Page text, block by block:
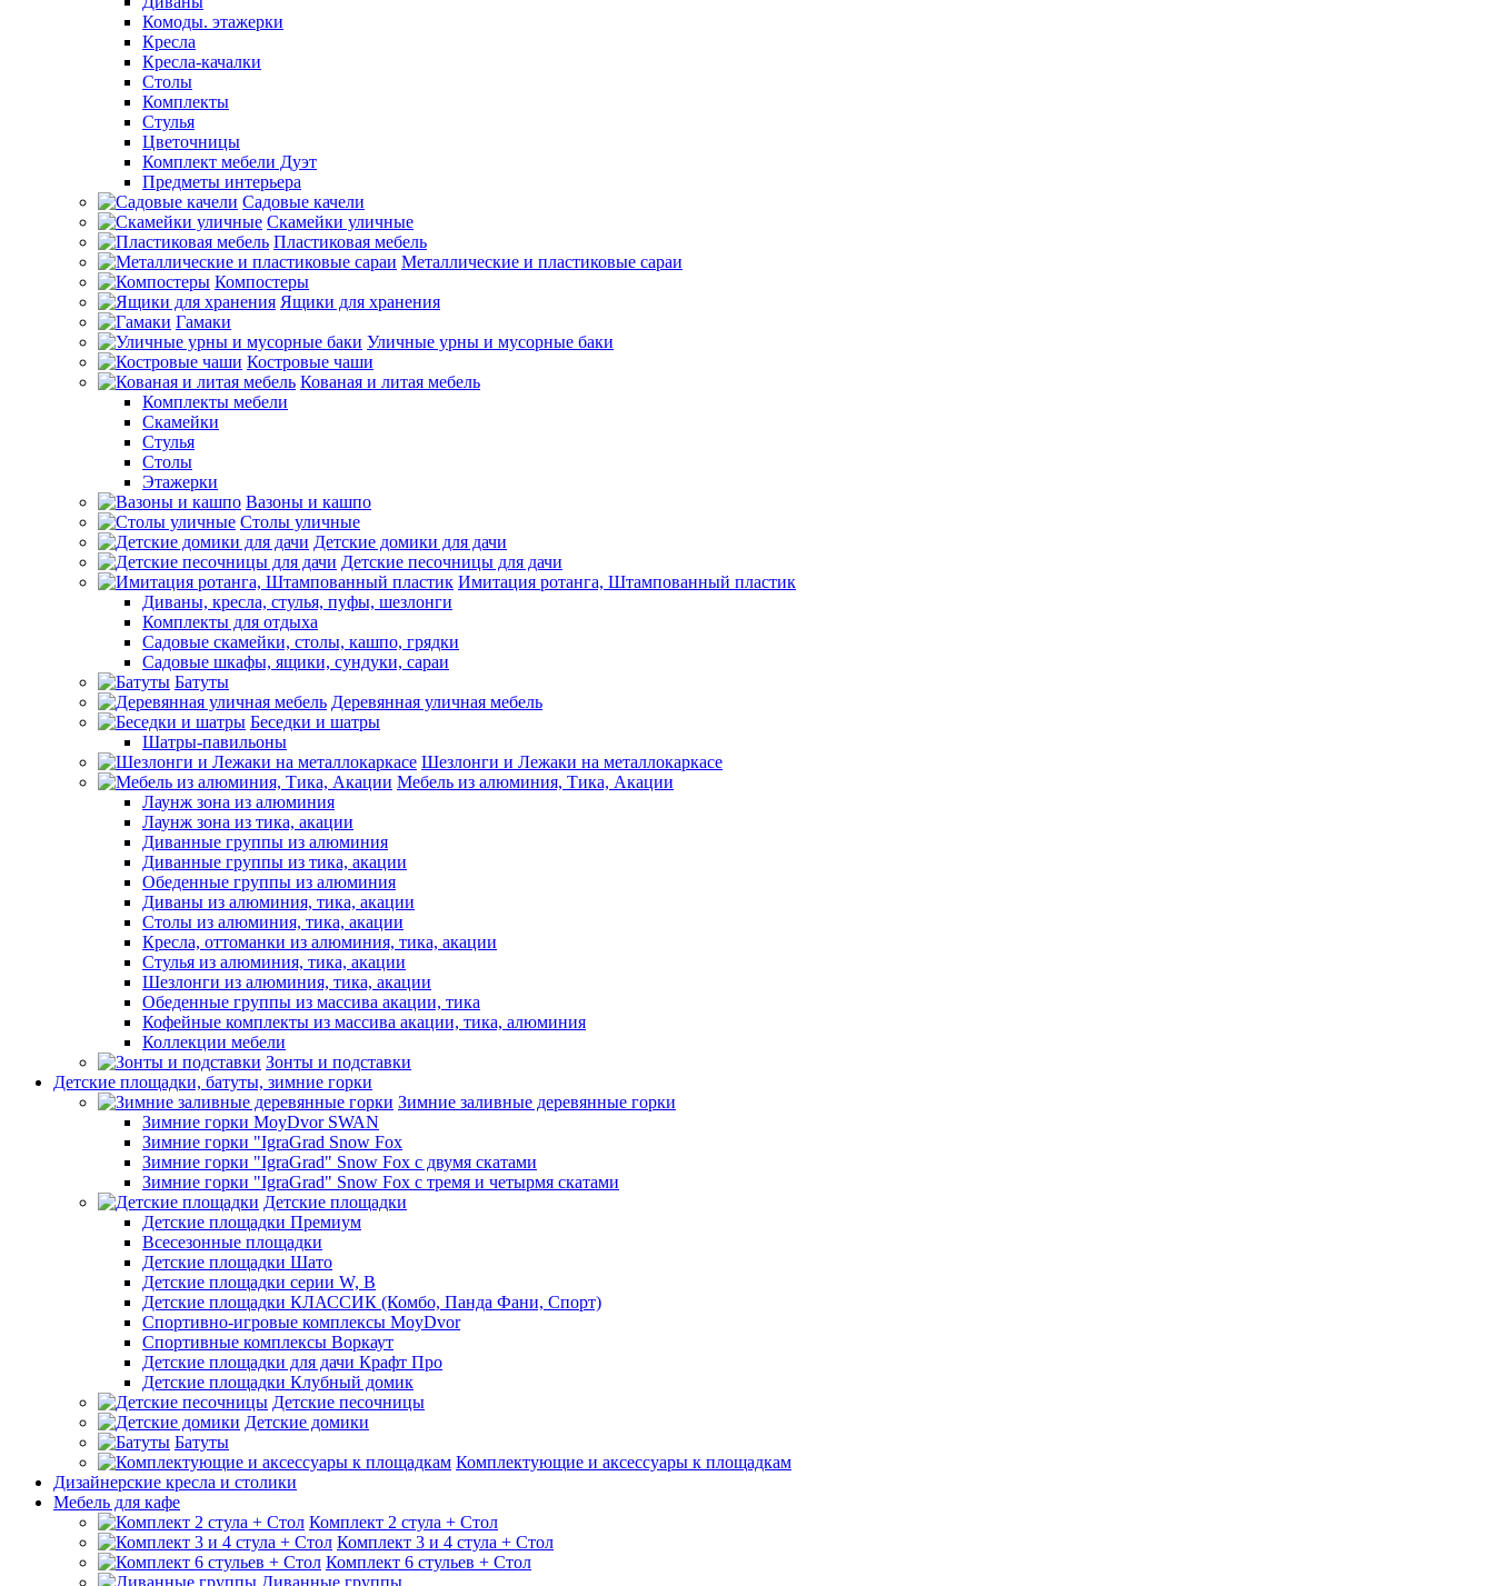
Комоды. этажерки
Кресла
Кресла-качалки
Столы
Комплекты
Стулья
Цветочницы
Комплект мебели Дуэт
Предметы интерьера
Садовые качели
Скамейки уличные
Пластиковая мебель
Металлические и пластиковые сараи
Компостеры
Ящики для хранения
Гамаки
Уличные урны и мусорные баки
Костровые чаши
Кованая и литая мебель
Комплекты мебели
Скамейки
Стулья
Столы
Этажерки
Вазоны и кашпо
Столы уличные
Детские домики для дачи
Детские песочницы для дачи
Имитация ротанга, Штампованный пластик
Диваны, кресла, стулья, пуфы, шезлонги
Комплекты для отдыха
Садовые скамейки, столы, кашпо, грядки
Садовые шкафы, ящики, сундуки, сараи
Батуты
Деревянная уличная мебель
Беседки и шатры
Шатры-павильоны
Шезлонги и Лежаки на металлокаркасе
Мебель из алюминия, Тика, Акации
Лаунж зона из алюминия
Лаунж зона из тика, акации
Диванные группы из алюминия
Диванные группы из тика, акации
Обеденные группы из алюминия
Диваны из алюминия, тика, акации
Столы из алюминия, тика, акации
Кресла, оттоманки из алюминия, тика, акации
Стулья из алюминия, тика, акации
Шезлонги из алюминия, тика, акации
Обеденные группы из массива акации, тика
Кофейные комплекты из массива акации, тика, алюминия
Коллекции мебели
Зонты и подставки
Детские площадки, батуты, зимние горки
Зимние заливные деревянные горки
Зимние горки MoyDvor SWAN
Зимние горки "IgraGrad Snow Fox
Зимние горки "IgraGrad" Snow Fox с двумя скатами
Зимние горки "IgraGrad" Snow Fox с тремя и четырмя скатами
Детские площадки
Детские площадки Премиум
Всесезонные площадки
Детские площадки Шато
Детские площадки серии W, В
Детские площадки КЛАССИК (Комбо, Панда Фани, Спорт)
Спортивно-игровые комплексы MoyDvor
Спортивные комплексы Воркаут
Детские площадки для дачи Крафт Про
Детские площадки Клубный домик
Детские песочницы
Детские домики
Батуты
Комплектующие и аксессуары к площадкам
Дизайнерские кресла и столики
Мебель для кафе
Комплект 2 стула + Стол
Комплект 3 и 4 стула + Стол
Комплект 6 стульев + Стол
Диванные группы